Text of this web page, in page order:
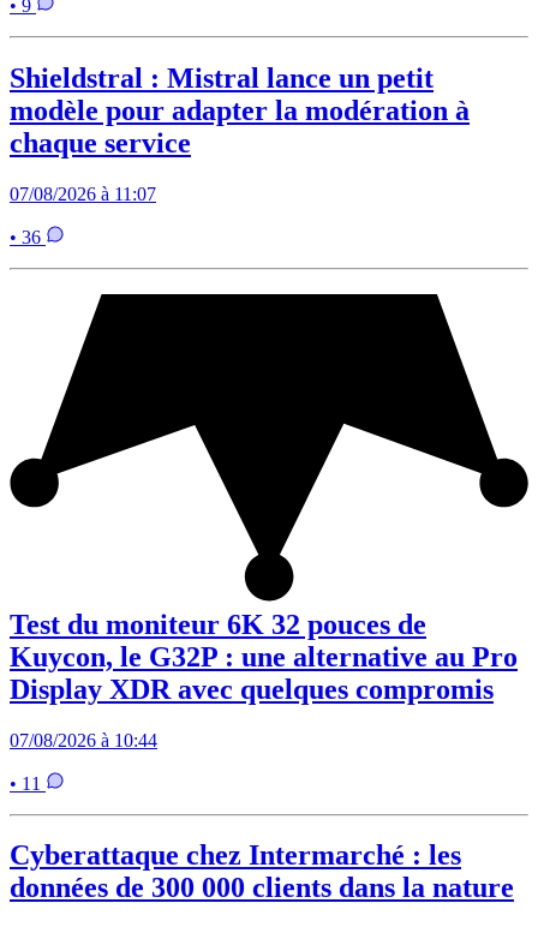
• 9
Shieldstral : Mistral lance un petit
modèle pour adapter la modération à
chaque service
07/08/2026 à 11:07
• 36
Test du moniteur 6K 32 pouces de
Kuycon, le G32P : une alternative au Pro
Display XDR avec quelques compromis
07/08/2026 à 10:44
• 11
Cyberattaque chez Intermarché : les
données de 300 000 clients dans la nature